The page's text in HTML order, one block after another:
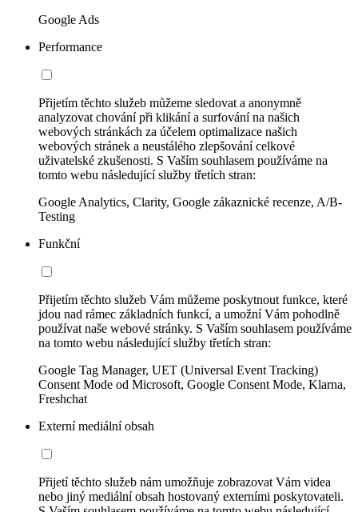
Google Ads
Performance
Přijetím těchto služeb můžeme sledovat a anonymně
analyzovat chování při klikání a surfování na našich
webových stránkách za účelem optimalizace našich
webových stránek a neustálého zlepšování celkové
uživatelské zkušenosti. S Vaším souhlasem používáme na
tomto webu následující služby třetích stran:
Google Analytics, Clarity, Google zákaznické recenze, A/B-
Testing
Funkční
Přijetím těchto služeb Vám můžeme poskytnout funkce, které
jdou nad rámec základních funkcí, a umožní Vám pohodlně
používat naše webové stránky. S Vaším souhlasem používáme
na tomto webu následující služby třetích stran:
Google Tag Manager, UET (Universal Event Tracking)
Consent Mode od Microsoft, Google Consent Mode, Klarna,
Freshchat
Externí mediální obsah
Přijetí těchto služeb nám umožňuje zobrazovat Vám videa
nebo jiný mediální obsah hostovaný externími poskytovateli.